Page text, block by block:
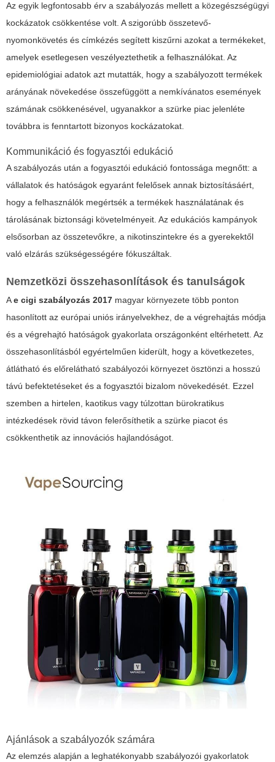
Az egyik legfontosabb érv a szabályozás mellett a közegészségügyi
kockázatok csökkentése volt. A szigorúbb összetevő-
nyomonkövetés és címkézés segített kiszűrni azokat a termékeket,
amelyek esetlegesen veszélyeztethetik a felhasználókat. Az
epidemiológiai adatok azt mutatták, hogy a szabályozott termékek
arányának növekedése összefüggött a nemkívánatos események
számának csökkenésével, ugyanakkor a szürke piac jelenléte
továbbra is fenntartott bizonyos kockázatokat.
Kommunikáció és fogyasztói edukáció
A szabályozás után a fogyasztói edukáció fontossága megnőtt: a
vállalatok és hatóságok egyaránt felelősek annak biztosításáért,
hogy a felhasználók megértsék a termékek használatának és
tárolásának biztonsági követelményeit. Az edukációs kampányok
elsősorban az összetevőkre, a nikotinszintekre és a gyerekektől
való elzárás szükségességére fókuszáltak.
Nemzetközi összehasonlítások és tanulságok
Ae cigi szabályozás 2017 magyar környezete több ponton
hasonlított az európai uniós irányelvekhez, de a végrehajtás módja
és a végrehajtó hatóságok gyakorlata országonként eltérhetett. Az
összehasonlításból egyértelműen kiderült, hogy a következetes,
átlátható és előrelátható szabályozói környezet ösztönzi a hosszú
távú befektetéseket és a fogyasztói bizalom növekedését. Ezzel
szemben a hirtelen, kaotikus vagy túlzottan bürokratikus
intézkedések rövid távon felerősíthetik a szürke piacot és
csökkenthetik az innovációs hajlandóságot.
Ajánlások a szabályozók számára
Az elemzés alapján a leghatékonyabb szabályozói gyakorlatok